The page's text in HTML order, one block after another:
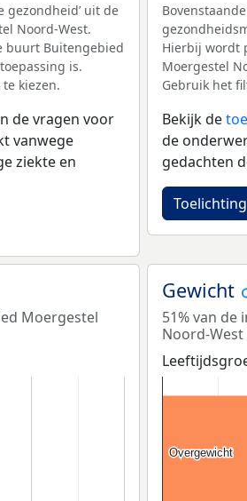
gezondheid’ uit de
Noord-West.
buurt Buitengebied
is.
kiezen.
de vragen voor
vanwege
ziekte en
Hierbij wordt
Moergestel
Gebruik het
Bekijk de
de
gedachten
Toelichting
Moergestel
Gewicht
51% van
Noord-
Overgewicht
Overgewicht